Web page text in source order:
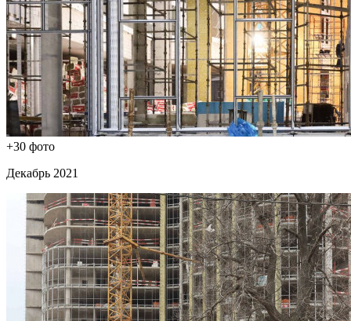
+30 фото
Декабрь 2021